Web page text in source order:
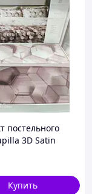
постельного
3D Satin
Купить